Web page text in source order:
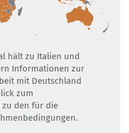
hält zu Italien und
Informationen zur
mit Deutschland
zum
zu den für die